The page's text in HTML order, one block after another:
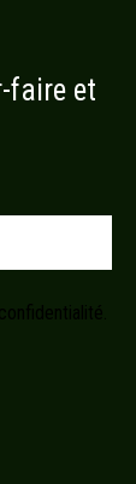
faire et